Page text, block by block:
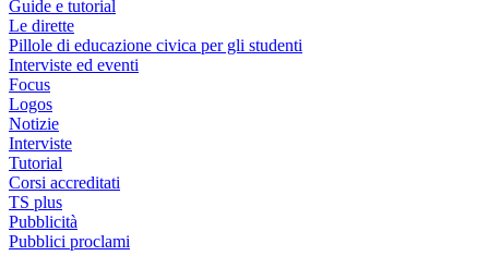
Guide e tutorial
Le dirette
Pillole di educazione civica per gli studenti
Interviste ed eventi
Focus
Logos
Notizie
Interviste
Tutorial
Corsi accreditati
TS plus
Pubblicità
Pubblici proclami